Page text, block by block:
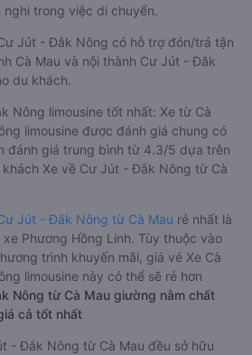
trong việc di chuyển.
Jút - Đắk Nông có hỗ trợ đón/trả tận
Cà Mau và nội thành Cư Jút - Đắk
du khách.
Nông limousine tốt nhất: Xe từ Cà
limousine được đánh giá chung có
đánh giá trung bình từ 4.3/5 dựa trên
khách Xe về Cư Jút - Đắk Nông từ Cà
Jút - Đắk Nông từ Cà Mau rẻ nhất là
Phương Hồng Linh. Tùy thuộc vào
trình khuyến mãi, giá vé Xe Cà
limousine này có thể sẽ rẻ hơn
Nông từ Cà Mau giường nằm chất
cả tốt nhất
- Đắk Nông từ Cà Mau đều sở hữu